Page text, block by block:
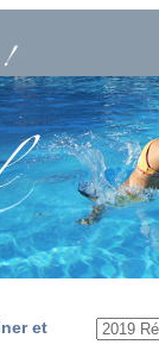
et